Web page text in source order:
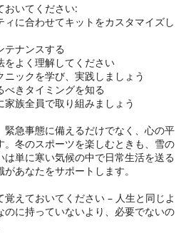
おいてください:
に合わせてキットをカスタマイズし
テナンスする
をよく理解してください
ックを学び、実践しましょう
きタイミングを知る
族全員で取り組みましょう
緊急事態に備えるだけでなく、心の平
冬のスポーツを楽しむときも、雪の
単に寒い気候の中で日常生活を送る
あなたをサポートします。
えておいてください – 人生と同じよ
のに持っていないより、必要でないの